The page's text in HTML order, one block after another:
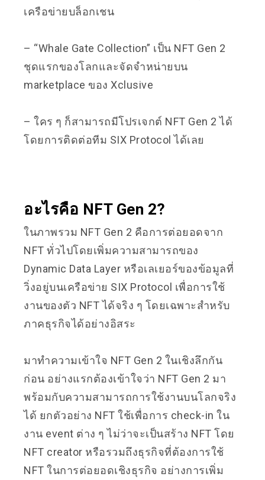
เครือข่ายบล็อกเชน
– “Whale Gate Collection” เป็น NFT Gen 2
ชุดแรกของโลกและจัดจำหน่ายบน
marketplace ของ Xclusive
– ใคร ๆ ก็สามารถมีโปรเจกต์ NFT Gen 2 ได้
โดยการติดต่อทีม SIX Protocol ได้เลย
อะไรคือ NFT Gen 2?
ในภาพรวม NFT Gen 2 คือการต่อยอดจาก
NFT ทั่วไปโดยเพิ่มความสามารถของ
Dynamic Data Layer หรือเลเยอร์ของข้อมูลที่
วิ่งอยู่บนเครือข่าย SIX Protocol เพื่อการใช้
งานของตัว NFT ได้จริง ๆ โดยเฉพาะสำหรับ
ภาคธุรกิจได้อย่างอิสระ
มาทำความเข้าใจ NFT Gen 2 ในเชิงลึกกัน
ก่อน อย่างแรกต้องเข้าใจว่า NFT Gen 2 มา
พร้อมกับความสามารถการใช้งานบนโลกจริง
ได้ ยกตัวอย่าง NFT ใช้เพื่อการ check-in ใน
งาน event ต่าง ๆ ไม่ว่าจะเป็นสร้าง NFT โดย
NFT creator หรือรวมถึงธุรกิจที่ต้องการใช้
NFT ในการต่อยอดเชิงธุรกิจ อย่างการเพิ่ม